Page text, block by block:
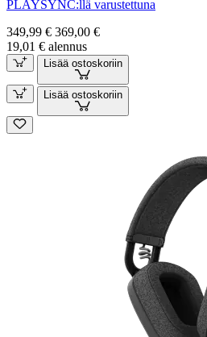
PLAYSYNC:llä varustettuna
349,99 € 369,00 €
19,01 € alennus
Lisää ostoskoriin
Lisää ostoskoriin